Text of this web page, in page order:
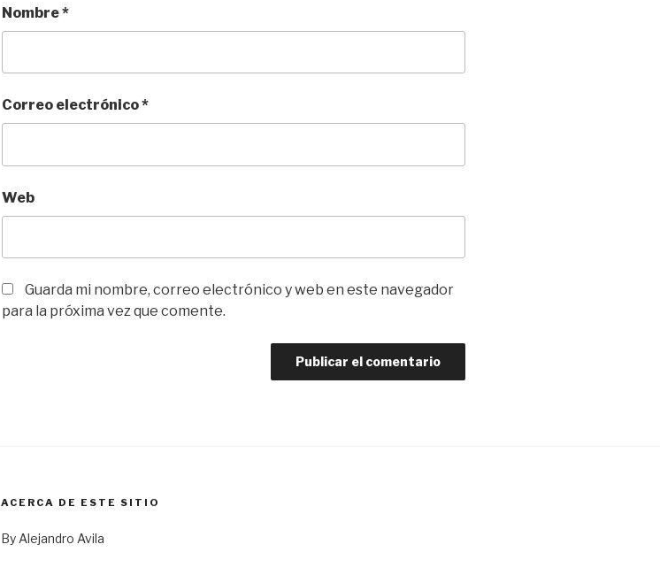
Nombre*
Correo electrónico*
Web
Guarda mi nombre, correo electrónico y web en este navegador
para la próxima vez que comente.
ACERCA DE ESTE SITIO
By Alejandro Avila